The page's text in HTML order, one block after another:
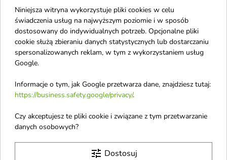
Dermena
Dermika
Diesel
Dior
Dolce & Gabbana
Dr. Althea
Niniejsza witryna wykorzystuje pliki cookies w celu
świadczenia usług na najwyższym poziomie i w sposób
dostosowany do indywidualnych potrzeb. Opcjonalne pliki
cookie służą zbieraniu danych statystycznych lub dostarczaniu
spersonalizowanych reklam, w tym z wykorzystaniem usług
Google.
Informacje o tym, jak Google przetwarza dane, znajdziesz tutaj:
https://business.safety.google/privacy/.
Czy akceptujesz te pliki cookie i związane z tym przetwarzanie
danych osobowych?
tune Dostosuj